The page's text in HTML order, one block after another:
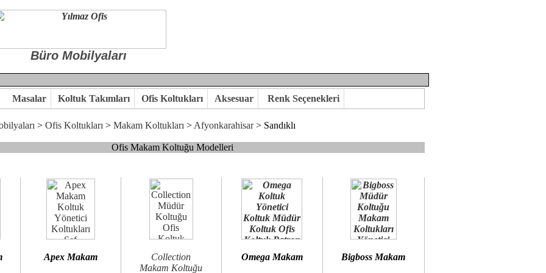
Büro Mobilyaları
kaliteye önem veriyorsanız,makam koltuk modellerimizi incelemenizi öneririz.
goldsit ve modern makam koltukları hayal ettiğiniz özgün ofis ortamına kavuşabilirsiniz.
birlikte karar verelim.
Büro Mobilya
Masalar Koltuk Takımları Ofis Koltukları Aksesuar Renk Seçenekleri
> Ofis Koltukları > Makam Koltukları > Afyonkarahisar> Sandıklı
Ofis Makam Koltuğu Modelleri
Apex Makam
Collection
Makam Koltuğu
Omega Makam Bigboss Makam